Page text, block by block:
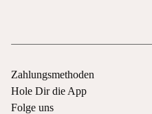
Zahlungsmethoden
Hole Dir die App
Folge uns